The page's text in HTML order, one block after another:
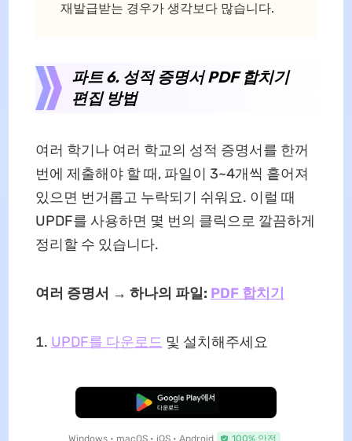
재발급받는 경우가 생각보다 많습니다.
파트 6. 성적 증명서 PDF 합치기
편집 방법
여러 학기나 여러 학교의 성적 증명서를 한꺼
번에 제출해야 할 때, 파일이 3~4개씩 흩어져
있으면 번거롭고 누락되기 쉬워요. 이럴 때
UPDF를 사용하면 몇 번의 클릭으로 깔끔하게
정리할 수 있습니다.
여러 증명서 → 하나의 파일: PDF 합치기
UPDF를 다운로드 및 설치해주세요
무료로 다운로드